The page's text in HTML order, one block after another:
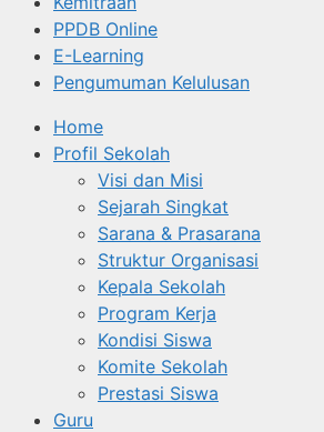
PPDB Online
E-Learning
Pengumuman Kelulusan
Home
Profil Sekolah
Visi dan Misi
Sejarah Singkat
Sarana & Prasarana
Struktur Organisasi
Kepala Sekolah
Program Kerja
Kondisi Siswa
Komite Sekolah
Prestasi Siswa
Guru